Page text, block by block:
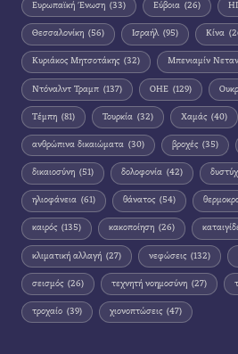
Ευρωπαϊκή Ένωση (33) Εύβοια (26)
Θεσσαλονίκη (56) Ισραήλ (95) Κίνα
Κυριάκος Μητσοτάκης (32) Μπενιαμίν
Ντόναλντ Τραμπ (137) ΟΗΕ (129)
Τέμπη (81) Τουρκία (32) Χαμάς (40)
ανθρώπινα δικαιώματα (30) βροχές (35)
δικαιοσύνη (51) δολοφονία (42)
ηλιοφάνεια (61) θάνατος (54)
καιρός (135) κακοποίηση (26)
κλιματική αλλαγή (27) νεφώσεις (132)
σεισμός (26) τεχνητή νοημοσύνη (27)
τροχαίο (39) χιονοπτώσεις (47)